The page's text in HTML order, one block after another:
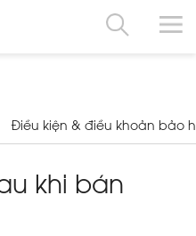
Điều kiện & điều khoản bảo
khi bán